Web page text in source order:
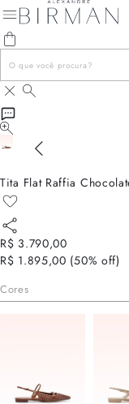
Tita Flat Raffia
R$ 3.790,00
R$ 1.895,00 (50% off)
Cores